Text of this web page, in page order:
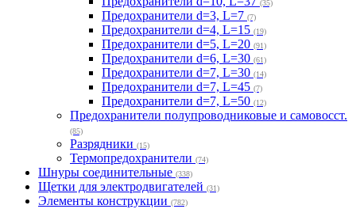
(35)
Предохранители d=3, L=7 (7)
Предохранители d=4, L=15 (19)
Предохранители d=5, L=20 (91)
Предохранители d=6, L=30 (61)
Предохранители d=7, L=30 (14)
Предохранители d=7, L=45 (7)
Предохранители d=7, L=50 (12)
Предохранители полупроводниковые и самовосст.
(85)
Разрядники (15)
Термопредохранители (74)
Шнуры соединительные (338)
Щетки для электродвигателей (31)
Элементы конструкции (782)